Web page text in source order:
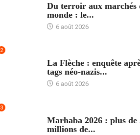
Du terroir aux marchés
monde : le...
6 août 2026
2
La Flèche : enquête
tags néo-nazis...
6 août 2026
3
Marhaba 2026 : plus de
millions de...